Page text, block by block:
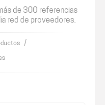
de 300 referencias
red de proveedores.
/